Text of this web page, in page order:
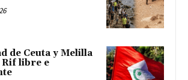
de Ceuta y Melilla
Rif libre e